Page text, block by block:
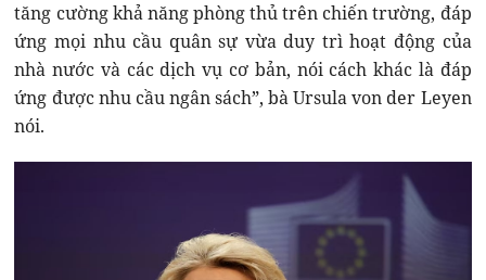
tăng cường khả năng phòng thủ trên chiến trường, đáp
ứng mọi nhu cầu quân sự vừa duy trì hoạt động của
nhà nước và các dịch vụ cơ bản, nói cách khác là đáp
ứng được nhu cầu ngân sách”, bà Ursula von der Leyen
nói.